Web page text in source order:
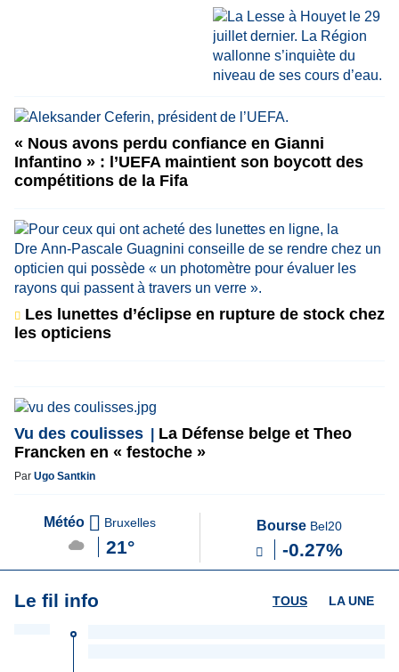
« Nous avons perdu confiance en Gianni
Infantino » : l’UEFA maintient son boycott des
compétitions de la Fifa
Les lunettes d’éclipse en rupture de stock chez
les opticiens
Vu des coulisses
La Défense belge et Theo
Francken en « festoche »
Par Ugo Santkin
Météo Bruxelles
21°
Bourse Bel20
-0.27%
Le fil info LA UNE
TOUS